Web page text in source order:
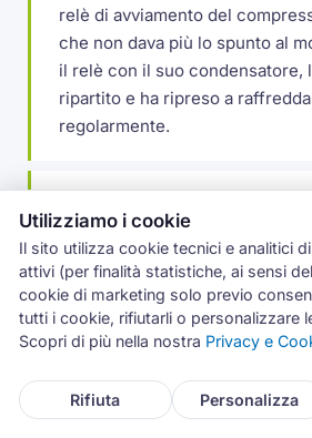
relè di avviamento del
che non dava più lo spunto al
il relè con il suo condensatore,
ripartito e ha ripreso a
regolarmente.
A Mascalucia un
accumulava ghiaccio sul fondo
congelatore, con lo sportello
chiudere. Il foro di scarico del
a ripetizione: disgelato il
controllata la guarnizione dello
Utilizziamo i cookie
Il sito utilizza cookie tecnici e analitici
attivi (per finalità statistiche, ai sensi
cookie di marketing solo previo
tutti i cookie, rifiutarli o personalizzare
Scopri di più nella nostra Privacy e
Rifiuta Personalizza